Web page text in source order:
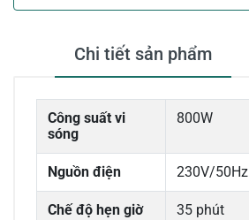
Chi tiết sản phẩm
Công suất vi
sóng
800W
Nguồn điện 230V/50Hz
Chế độ hẹn giờ 35 phút